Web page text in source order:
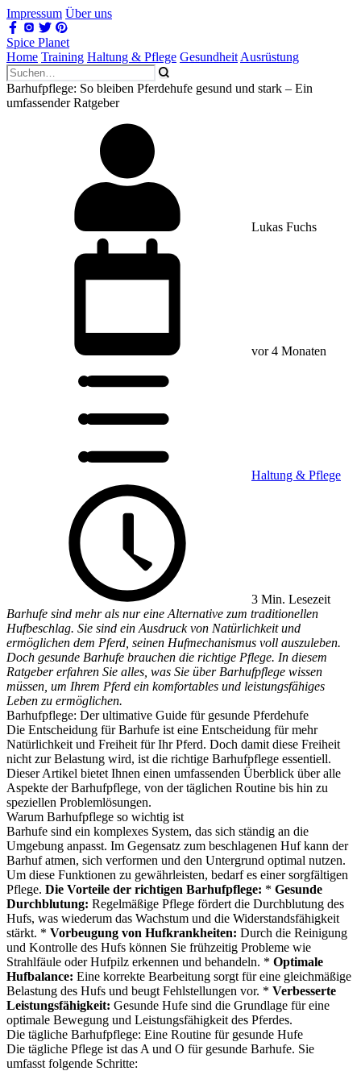
Impressum Über uns
Spice Planet
Home Training Haltung & Pflege Gesundheit Ausrüstung
Barhufpflege: So bleiben Pferdehufe gesund und stark – Ein
umfassender Ratgeber
Lukas Fuchs
vor 4 Monaten
Haltung & Pflege
3 Min. Lesezeit
Barhufe sind mehr als nur eine Alternative zum traditionellen
Hufbeschlag. Sie sind ein Ausdruck von Natürlichkeit und
ermöglichen dem Pferd, seinen Hufmechanismus voll auszuleben.
Doch gesunde Barhufe brauchen die richtige Pflege. In diesem
Ratgeber erfahren Sie alles, was Sie über Barhufpflege wissen
müssen, um Ihrem Pferd ein komfortables und leistungsfähiges
Leben zu ermöglichen.
Barhufpflege: Der ultimative Guide für gesunde Pferdehufe
Die Entscheidung für Barhufe ist eine Entscheidung für mehr
Natürlichkeit und Freiheit für Ihr Pferd. Doch damit diese Freiheit
nicht zur Belastung wird, ist die richtige Barhufpflege essentiell.
Dieser Artikel bietet Ihnen einen umfassenden Überblick über alle
Aspekte der Barhufpflege, von der täglichen Routine bis hin zu
speziellen Problemlösungen.
Warum Barhufpflege so wichtig ist
Barhufe sind ein komplexes System, das sich ständig an die
Umgebung anpasst. Im Gegensatz zum beschlagenen Huf kann der
Barhuf atmen, sich verformen und den Untergrund optimal nutzen.
Um diese Funktionen zu gewährleisten, bedarf es einer sorgfältigen
Pflege. Die Vorteile der richtigen Barhufpflege: * Gesunde
Durchblutung: Regelmäßige Pflege fördert die Durchblutung des
Hufs, was wiederum das Wachstum und die Widerstandsfähigkeit
stärkt. * Vorbeugung von Hufkrankheiten: Durch die Reinigung
und Kontrolle des Hufs können Sie frühzeitig Probleme wie
Strahlfäule oder Hufpilz erkennen und behandeln. * Optimale
Hufbalance: Eine korrekte Bearbeitung sorgt für eine gleichmäßige
Belastung des Hufs und beugt Fehlstellungen vor. * Verbesserte
Leistungsfähigkeit: Gesunde Hufe sind die Grundlage für eine
optimale Bewegung und Leistungsfähigkeit des Pferdes.
Die tägliche Barhufpflege: Eine Routine für gesunde Hufe
Die tägliche Pflege ist das A und O für gesunde Barhufe. Sie
umfasst folgende Schritte: